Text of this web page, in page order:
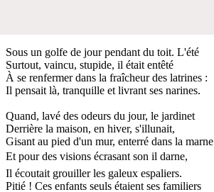
Sous un golfe de jour pendant du toit. L'été
Surtout, vaincu, stupide, il était entêté
À se renfermer dans la fraîcheur des latrines :
Il pensait là, tranquille et livrant ses narines.
Quand, lavé des odeurs du jour, le jardinet
Derrière la maison, en hiver, s'illunait,
Gisant au pied d'un mur, enterré dans la marne
Et pour des visions écrasant son il darne,
Il écoutait grouiller les galeux espaliers.
Pitié ! Ces enfants seuls étaient ses familiers